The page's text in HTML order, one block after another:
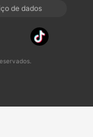
de dados